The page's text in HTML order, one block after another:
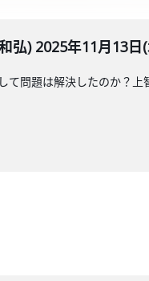
弘) 2025年11月13日
て問題は解決したのか？